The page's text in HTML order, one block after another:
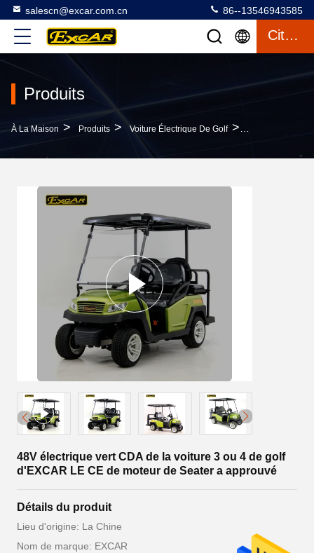
salescn@excar.com.cn 86--13546943585
Citation
Produits
À La Maison > Produits > Voiture Électrique De Golf >
48V électrique vert CDA de la voiture 3 ou 4 de golf
d'EXCAR LE CE de moteur de Seater a approuvé
Détails du produit
Lieu d'origine: La Chine
Nom de marque: EXCAR